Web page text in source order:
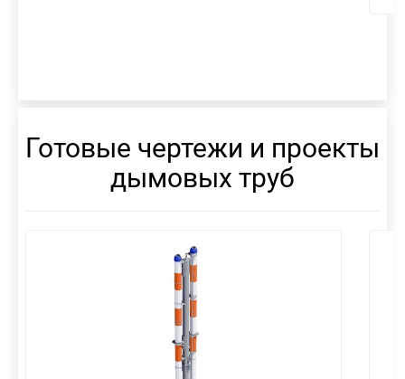
Готовые чертежи и проекты
дымовых труб